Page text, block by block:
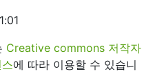
Creative commons 저작자
에 따라 이용할 수 있습니